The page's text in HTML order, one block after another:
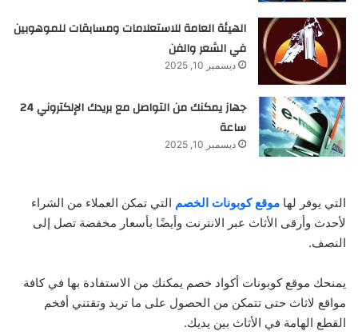
الهيئة العامة للاستعلامات ومسابقات للموهوبين
في الشعر والفن
ديسمبر 10, 2025
جهاز يمكنك من التواصل مع بريدك الإلكتروني 24
ساعة
ديسمبر 10, 2025
التي يوفر لها موقع كوبونات الخصم التي تمكن العملاء من الشراء
لأحدث وأرقى الأثاث عبر الانترنت وأيضًا بأسعار مخفضة تصل إلى
النصف.
يمنحك موقع كوبونات أكواد خصم يمكنك من الاستفادة بها في كافة
مواقع لاثاث حتى تتمكن من الحصول على ما تريد وتقتني أفخم
القطع الهامة في الأثاث بين يديك.